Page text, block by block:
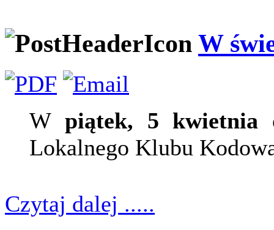
W
W piątek, 5 kwietnia
Lokalnego Klubu
Czytaj dalej .....